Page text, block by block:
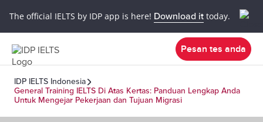
The official IELTS by IDP app is here! Download it today.
Pesan tes anda
IDP IELTS Indonesia
General Training IELTS Di Atas Kertas: Panduan Lengkap Anda
Untuk Mengejar Pekerjaan dan Tujuan Migrasi